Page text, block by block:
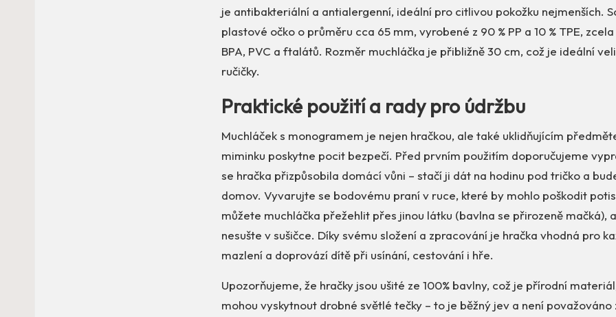
je antibakteriální a antialergenní, ideální pro citlivou pokožku nejmenších.
plastové očko o průměru cca 65 mm, vyrobené z 90 % PP a 10 % TPE,
BPA, PVC a ftalátů. Rozměr muchláčka je přibližně 30 cm, což je ideální
ručičky.
Praktické použití a rady pro údržbu
Muchláček s monogramem je nejen hračkou, ale také uklidňujícím
miminku poskytne pocit bezpečí. Před prvním použitím doporučujeme
se hračka přizpůsobila domácí vůni – stačí ji dát na hodinu pod tričko a
domov. Vyvarujte se bodovému praní v ruce, které by mohlo poškodit
můžete muchláčka přežehlit přes jinou látku (bavlna se přirozeně mačká),
nesušte v sušičce. Díky svému složení a zpracování je hračka vhodná pro
mazlení a doprovází dítě při usínání, cestování i hře.
Upozorňujeme, že hračky jsou ušité ze 100% bavlny, což je přírodní
mohou vyskytnout drobné světlé tečky – to je běžný jev a není považováno